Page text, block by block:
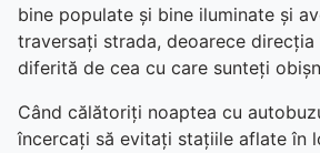
bine populate și bine iluminate și
traversați strada, deoarece
diferită de cea cu care sunteți
Când călătoriți noaptea cu
încercați să evitați stațiile aflate în